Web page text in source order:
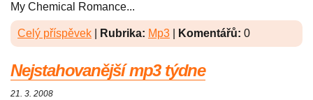
My Chemical Romance...
Celý příspěvek Rubrika: Mp3 Komentářů: 0
Nejstahovanější mp3 týdne
21. 3. 2008